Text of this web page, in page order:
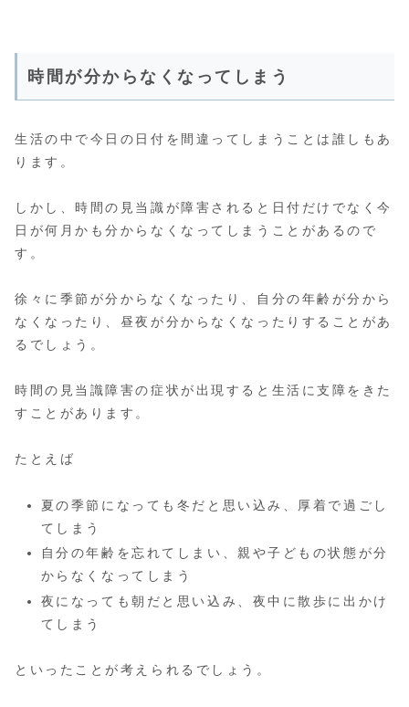
時間が分からなくなってしまう
生活の中で今日の日付を間違ってしまうことは誰しもあ
ります。
しかし、時間の見当識が障害されると日付だけでなく今
日が何月かも分からなくなってしまうことがあるので
す。
徐々に季節が分からなくなったり、自分の年齢が分から
なくなったり、昼夜が分からなくなったりすることがあ
るでしょう。
時間の見当識障害の症状が出現すると生活に支障をきた
すことがあります。
たとえば
夏の季節になっても冬だと思い込み、厚着で過ごし
てしまう
自分の年齢を忘れてしまい、親や子どもの状態が分
からなくなってしまう
夜になっても朝だと思い込み、夜中に散歩に出かけ
てしまう
といったことが考えられるでしょう。